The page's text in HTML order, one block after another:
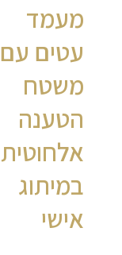
מעמד
עטים עם
משטח
הטענה
אלחוטית
במיתוג
אישי